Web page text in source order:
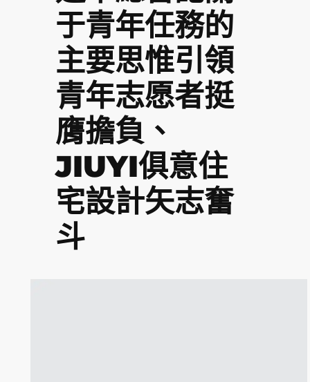
于青年任務的
主要思惟引領
青年志愿者挺
膺擔負、
JIUYI俱意住
宅設計矢志奮
斗